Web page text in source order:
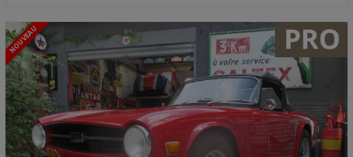
NOUVEAU